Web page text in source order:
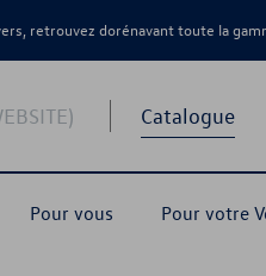
retrouvez dorénavant toute la
Catalogue
Pour vous Pour votre